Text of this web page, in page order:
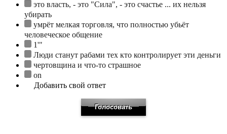
это власть, - это "Сила", - это счастье ... их нельзя
убирать
умрёт мелкая торговля, что полностью убьёт
человеческое общение
1'"
Люди станут рабами тех кто контролирует эти деньги
чертовщина и что-то страшное
on
Добавить свой ответ